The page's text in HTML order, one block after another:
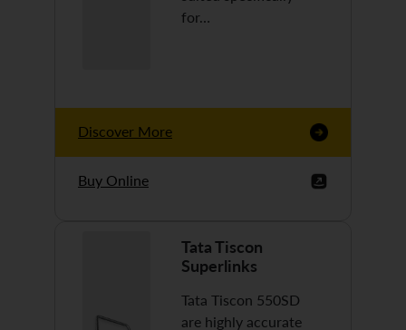
for…
Discover More
Buy Online
Tata Tiscon
Superlinks
Tata Tiscon 550SD
are highly accurate